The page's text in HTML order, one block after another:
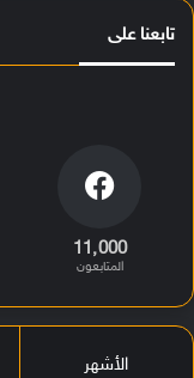
تابعنا على
11٬000
المتابعون
الأشهر